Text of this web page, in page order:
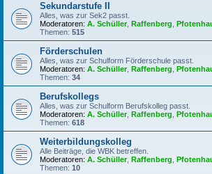
Sekundarstufe II
Alles, was zur Sek2 passt.
Moderatoren: A. Schüller, Raffenberg
Themen: 515
Förderschulen
Alles, was zur Schulform Förderschule passt.
Moderatoren: A. Schüller, Raffenberg
Themen: 34
Berufskollegs
Alles, was zur Schulform Berufskolleg passt.
Moderatoren: A. Schüller, Raffenberg
Themen: 618
Weiterbildungskolleg
Alle Beiträge, die WBK betreffen.
Moderatoren: A. Schüller, Raffenberg
Themen: 10